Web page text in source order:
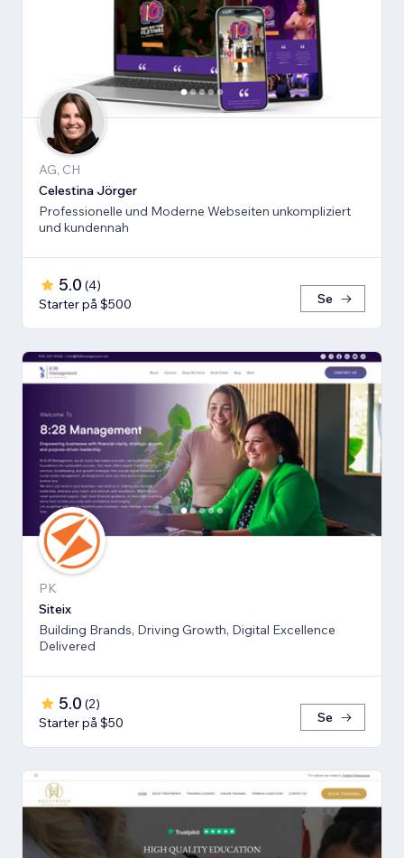
AG, CH
Celestina Jörger
Professionelle und Moderne Webseiten unkompliziert
und kundennah
5.0 (4)
Starter på $500
Se
PK
Siteix
Building Brands, Driving Growth, Digital Excellence
Delivered
5.0 (2)
Starter på $50
Se